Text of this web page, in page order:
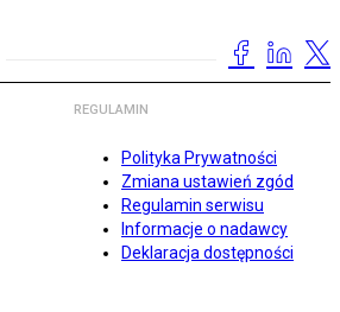
REGULAMIN
Polityka Prywatności
Zmiana ustawień zgód
Regulamin serwisu
Informacje o nadawcy
Deklaracja dostępności